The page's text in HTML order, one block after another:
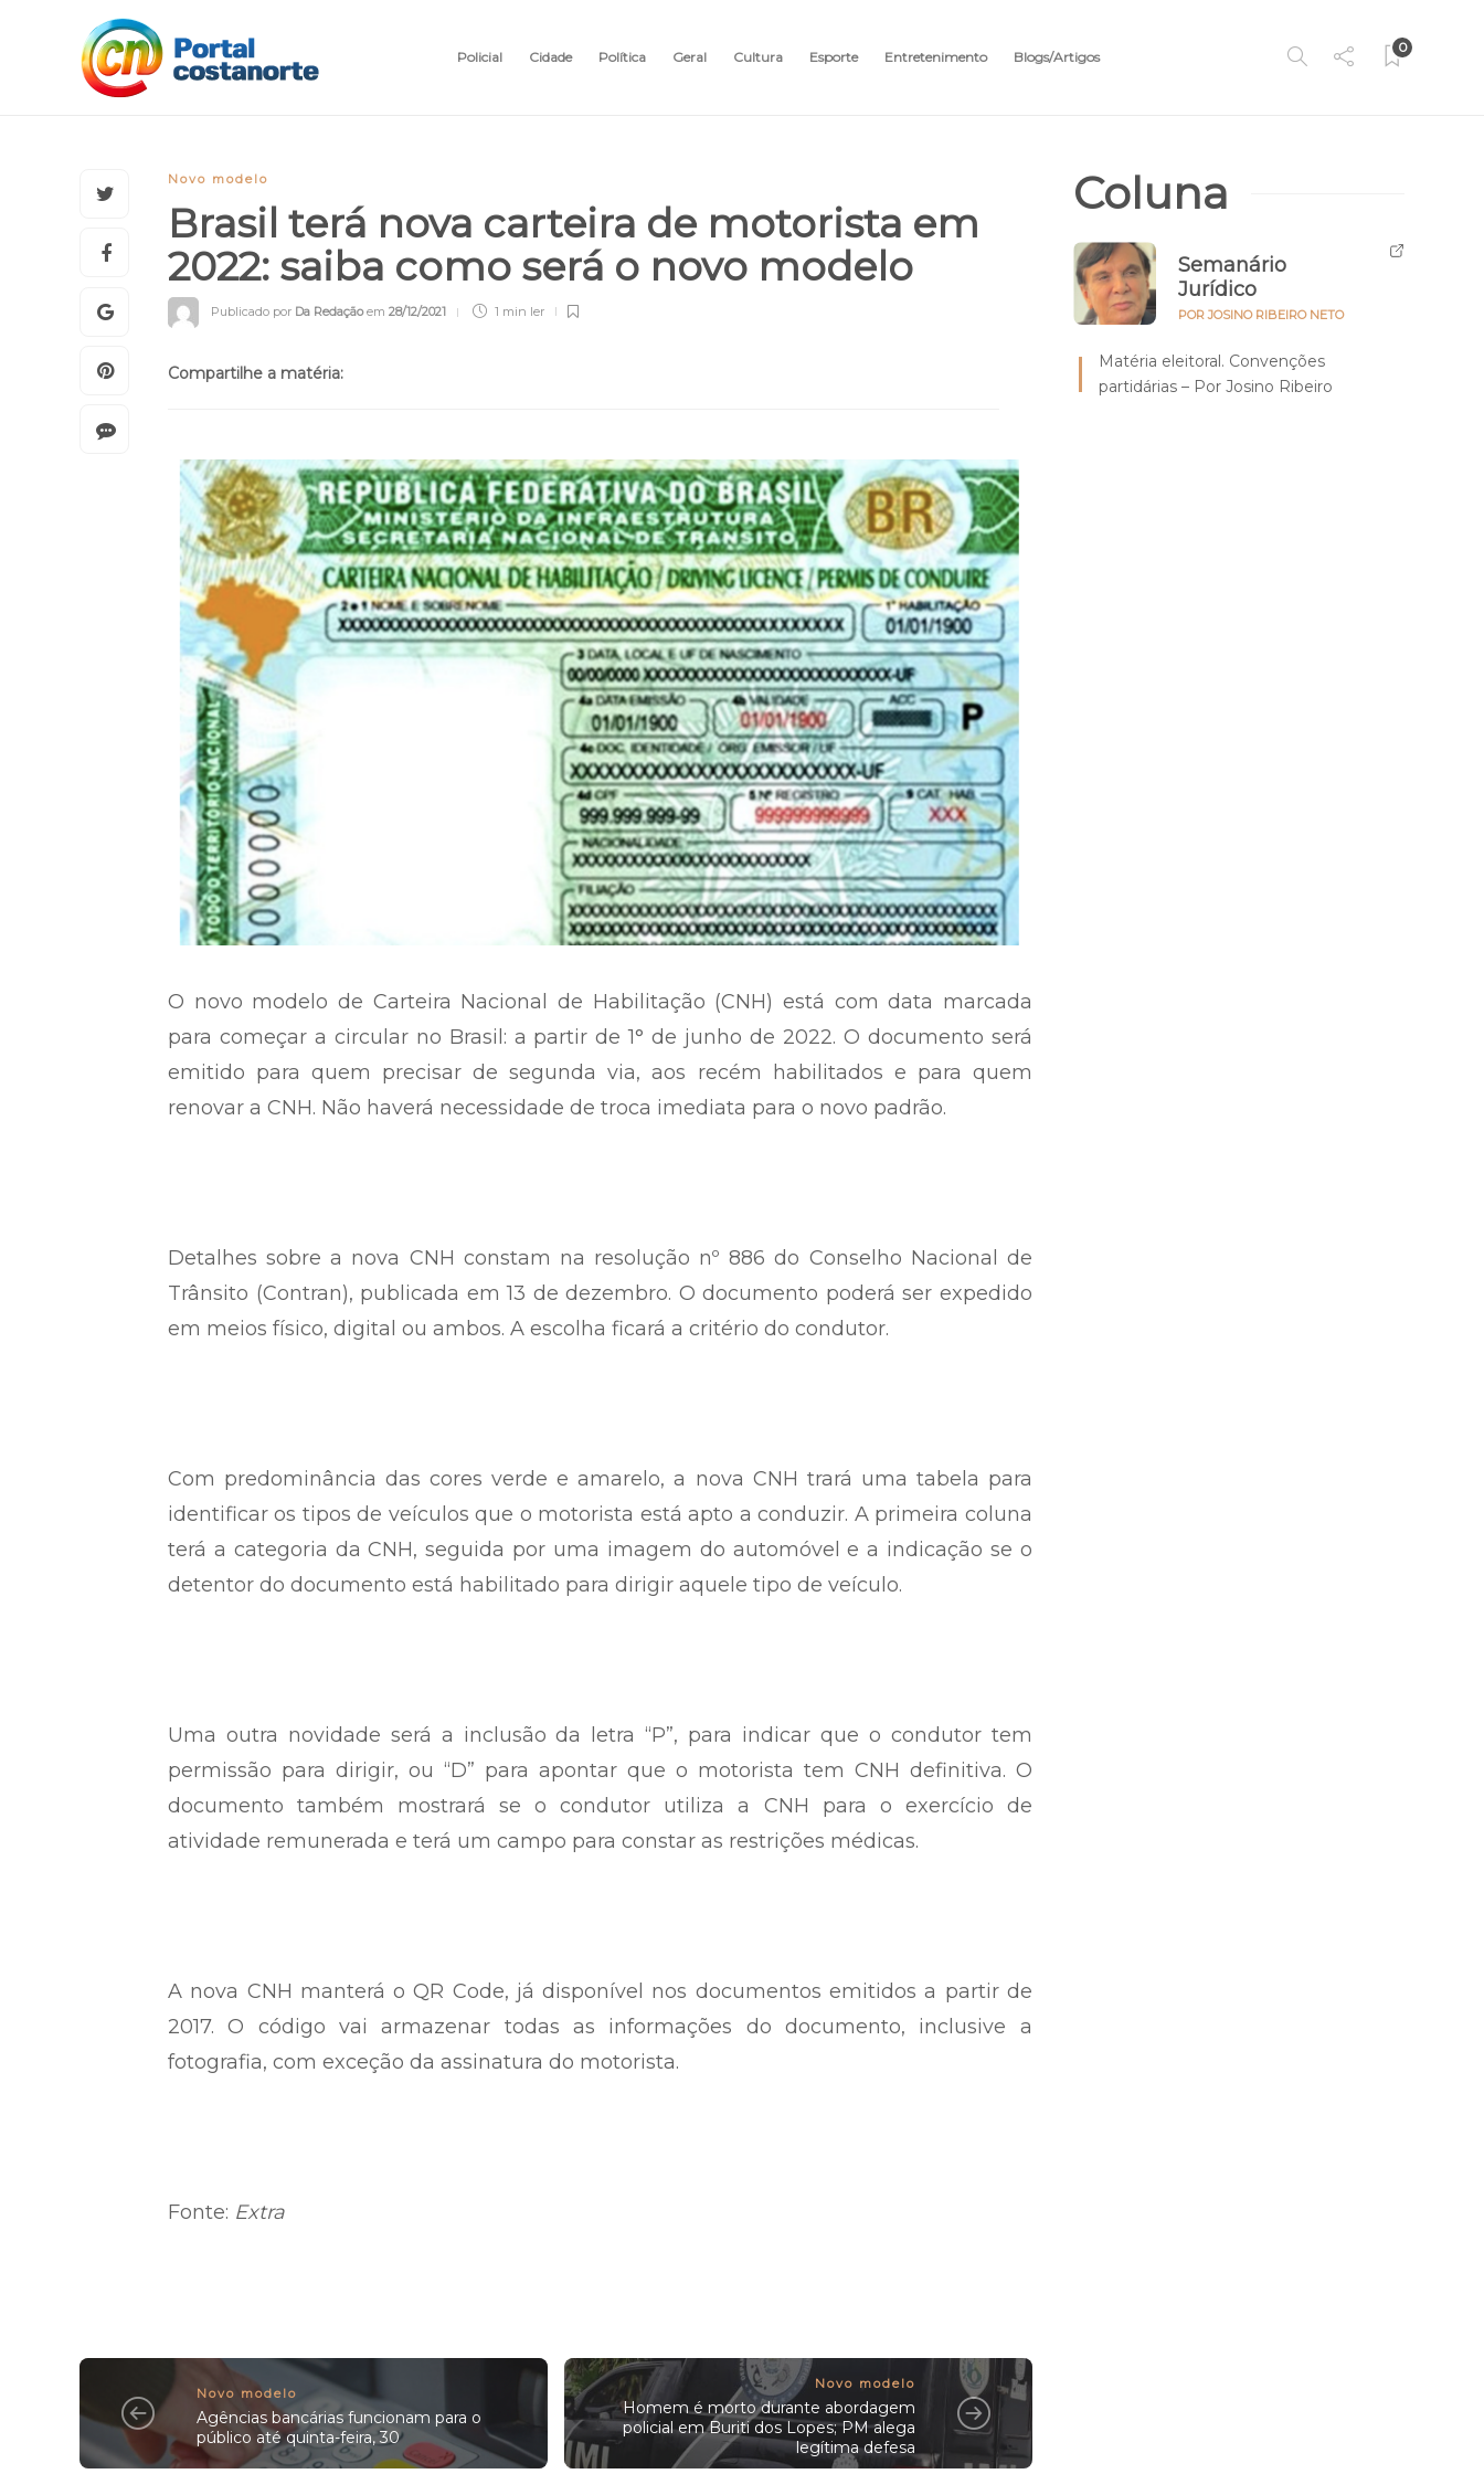
Policial Cidade Política Geral Cultura Esporte Entretenimento Blogs/Artigos
0
Novo modelo
Brasil terá nova carteira de motorista em
2022: saiba como será o novo modelo
Publicado por Da Redaçãoem 28/12/2021 1 min ler
Compartilhe a matéria:
O novo modelo de Carteira Nacional de Habilitação (CNH) está com data marcada
para começar a circular no Brasil: a partir de 1° de junho de 2022. O documento será
emitido para quem precisar de segunda via, aos recém habilitados e para quem
renovar a CNH. Não haverá necessidade de troca imediata para o novo padrão.
Detalhes sobre a nova CNH constam na resolução nº 886 do Conselho Nacional de
Trânsito (Contran), publicada em 13 de dezembro. O documento poderá ser expedido
em meios físico, digital ou ambos. A escolha ficará a critério do condutor.
Com predominância das cores verde e amarelo, a nova CNH trará uma tabela para
identificar os tipos de veículos que o motorista está apto a conduzir. A primeira coluna
terá a categoria da CNH, seguida por uma imagem do automóvel e a indicação se o
detentor do documento está habilitado para dirigir aquele tipo de veículo.
Uma outra novidade será a inclusão da letra “P”, para indicar que o condutor tem
permissão para dirigir, ou “D” para apontar que o motorista tem CNH definitiva. O
documento também mostrará se o condutor utiliza a CNH para o exercício de
atividade remunerada e terá um campo para constar as restrições médicas.
A nova CNH manterá o QR Code, já disponível nos documentos emitidos a partir de
2017. O código vai armazenar todas as informações do documento, inclusive a
fotografia, com exceção da assinatura do motorista.
Fonte: Extra
Novo modelo
Agências bancárias funcionam para o
público até quinta-feira, 30
Novo modelo
Homem é morto durante abordagem
policial em Buriti dos Lopes; PM alega
legítima defesa
Coluna
Semanário
Jurídico
POR JOSINO RIBEIRO NETO
Matéria eleitoral. Convenções
partidárias – Por Josino Ribeiro